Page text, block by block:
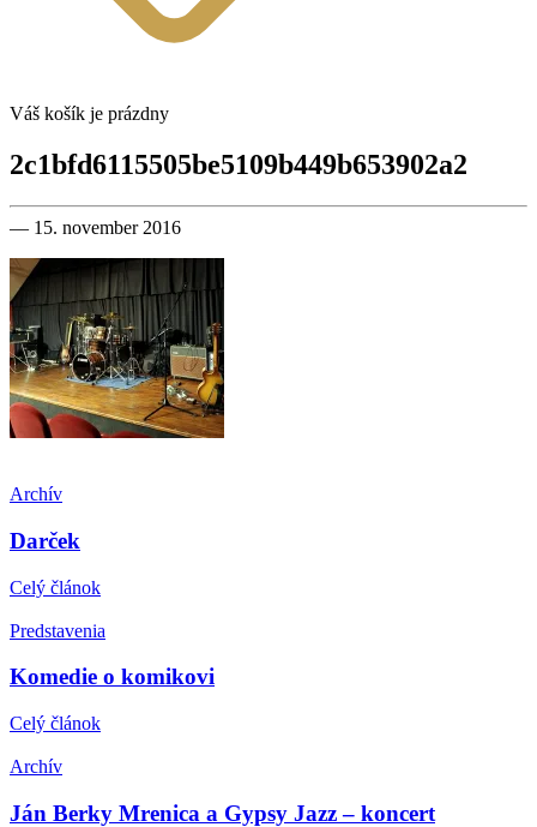
Váš košík je prázdny
2c1bfd6115505be5109b449b653902a2
— 15. november 2016
Archív
Darček
Celý článok
Predstavenia
Komedie o komikovi
Celý článok
Archív
Ján Berky Mrenica a Gypsy Jazz – koncert